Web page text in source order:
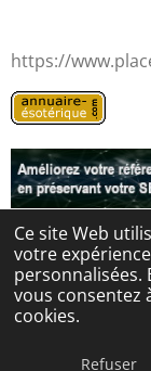
Ce site Web
votre
personnalisées.
vous consentez
cookies.
Refuser
https://
© 2024 - 2026
Propulsé par